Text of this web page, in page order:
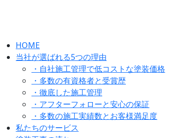
HOME
当社が選ばれる5つの理由
・自社施工管理で低コストな塗装価格
・多数の有資格者と受賞歴
・徹底した施工管理
・アフターフォローと安心の保証
・多数の施工実績数とお客様満足度
私たちのサービス